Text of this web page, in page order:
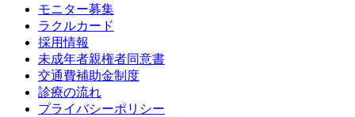
モニター募集
ラクルカード
採用情報
未成年者親権者同意書
交通費補助金制度
診療の流れ
プライバシーポリシー